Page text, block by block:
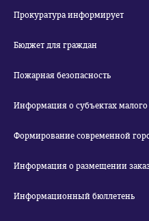
Прокуратура информирует
Бюджет для граждан
Пожарная безопасность
Информация о субъектах
Формирование
Информация о размещении
Информационный бюллетень